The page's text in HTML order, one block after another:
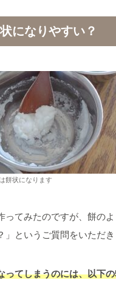
になりやすい？
餅状になります
ってみたのですが、餅の
」というご質問をいただき
ってしまうのには、以下